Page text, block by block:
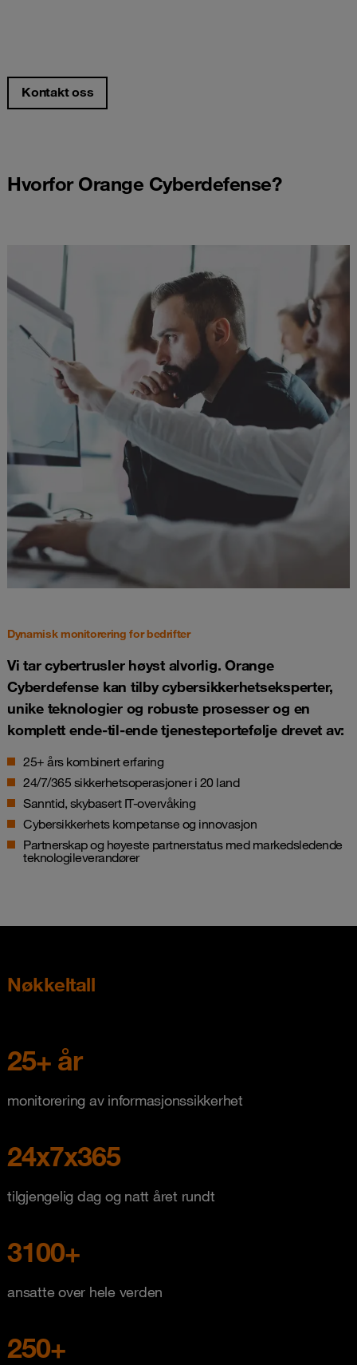
Kontakt oss
Hvorfor Orange Cyberdefense?
Dynamisk monitorering for bedrifter
Vi tar cybertrusler høyst alvorlig. Orange
Cyberdefense kan tilby cybersikkerhetseksperter,
unike teknologier og robuste prosesser og en
komplett ende-til-ende tjenesteportefølje drevet av:
25+ års kombinert erfaring
24/7/365 sikkerhetsoperasjoner i 20 land
Sanntid, skybasert IT-overvåking
Cybersikkerhets kompetanse og innovasjon
Partnerskap og høyeste partnerstatus med markedsledende
teknologileverandører
Nøkkeltall
25+ år
monitorering av informasjonssikkerhet
24x7x365
tilgjengelig dag og natt året rundt
3100+
ansatte over hele verden
250+